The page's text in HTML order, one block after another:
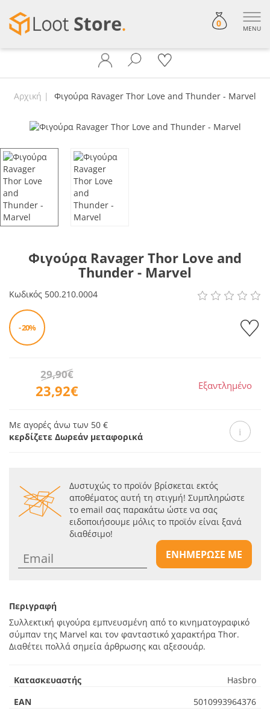
0 MENU
Αρχική Φιγούρα Ravager Thor Love and Thunder - Marvel
Φιγούρα Ravager Thor Love and
Thunder - Marvel
Κωδικός 500.210.0004
- 20%
23,92€
29,90€
Εξαντλημένο
Με αγορές άνω των 50 €
κερδίζετε Δωρεάν μεταφορικά
Δυστυχώς το προϊόν βρίσκεται εκτός
αποθέματος αυτή τη στιγμή! Συμπληρώστε
το email σας παρακάτω ώστε να σας
ειδοποιήσουμε μόλις το προϊόν είναι ξανά
διαθέσιμο!
ΕΝΗΜΕΡΩΣΕ ΜΕ
Περιγραφή
Συλλεκτική φιγούρα εμπνευσμένη από το κινηματογραφικό
σύμπαν της Marvel και τον φανταστικό χαρακτήρα Thor.
Διαθέτει πολλά σημεία άρθρωσης και αξεσουάρ.
Κατασκευαστής
Hasbro
EAN
5010993964376